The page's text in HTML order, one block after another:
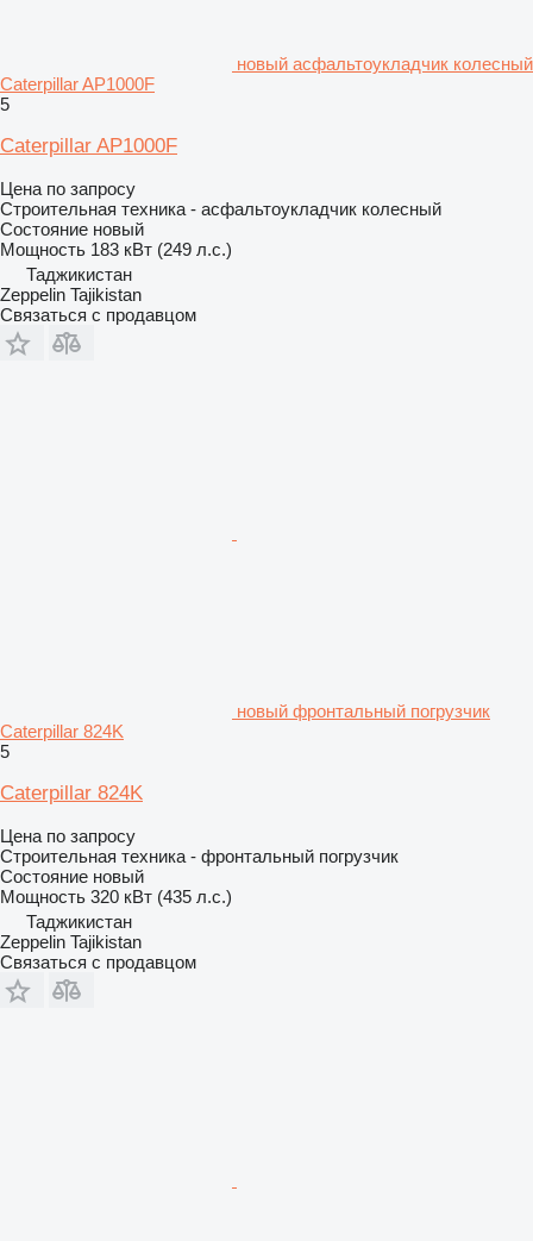
новый асфальтоукладчик колесный
Caterpillar AP1000F
5
Caterpillar AP1000F
Цена по запросу
Строительная техника - асфальтоукладчик колесный
Состояние новый
Мощность 183 кВт (249 л.с.)
Таджикистан
Zeppelin Tajikistan
Связаться с продавцом
новый фронтальный погрузчик
Caterpillar 824K
5
Caterpillar 824K
Цена по запросу
Строительная техника - фронтальный погрузчик
Состояние новый
Мощность 320 кВт (435 л.с.)
Таджикистан
Zeppelin Tajikistan
Связаться с продавцом